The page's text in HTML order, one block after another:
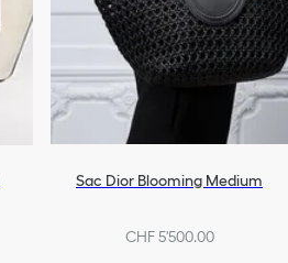
Sac Dior Blooming Medium
CHF 5'500.00